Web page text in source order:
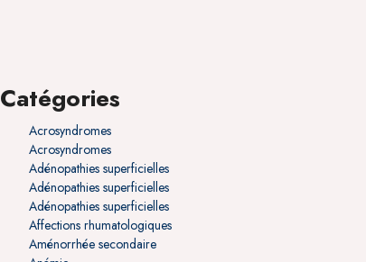
Catégories
Acrosyndromes
Acrosyndromes
Adénopathies superficielles
Adénopathies superficielles
Adénopathies superficielles
Affections rhumatologiques
Aménorrhée secondaire